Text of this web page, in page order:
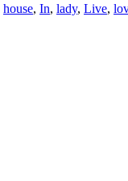
house, In, lady, Live,